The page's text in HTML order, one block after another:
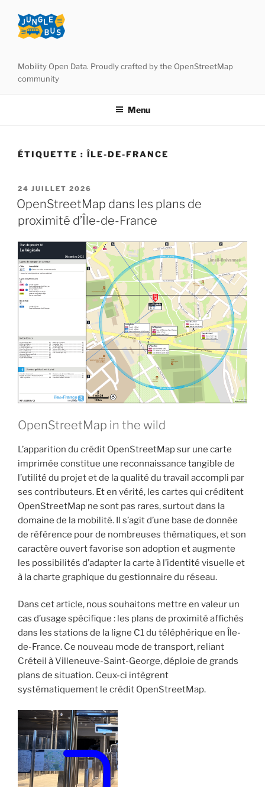
contenu
Mobility Open Data. Proudly crafted by the OpenStreetMap
community
Menu
ÉTIQUETTE :ÎLE-DE-FRANCE
PUBLIÉ
LE
24 JUILLET 2026
OpenStreetMap dans les plans de
proximité d’Île-de-France
OpenStreetMap in the wild
L’apparition du crédit OpenStreetMap sur une carte
imprimée constitue une reconnaissance tangible de
l’utilité du projet et de la qualité du travail accompli par
ses contributeurs. Et en vérité, les cartes qui créditent
OpenStreetMap ne sont pas rares, surtout dans la
domaine de la mobilité. Il s’agit d’une base de donnée
de référence pour de nombreuses thématiques, et son
caractère ouvert favorise son adoption et augmente
les possibilités d’adapter la carte à l’identité visuelle et
à la charte graphique du gestionnaire du réseau.
Dans cet article, nous souhaitons mettre en valeur un
cas d’usage spécifique : les plans de proximité affichés
dans les stations de la ligne C1 du téléphérique en Île-
de-France. Ce nouveau mode de transport, reliant
Créteil à Villeneuve-Saint-George, déploie de grands
plans de situation. Ceux-ci intègrent
systématiquement le crédit OpenStreetMap.